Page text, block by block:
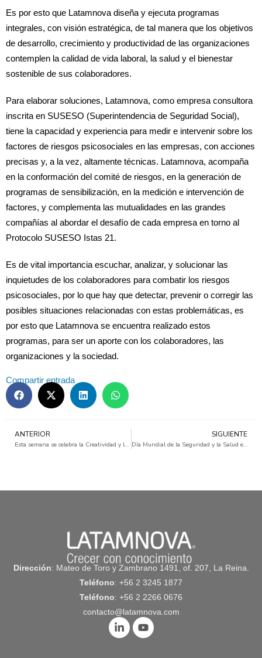
Es por esto que Latamnova diseña y ejecuta programas
integrales, con visión estratégica, de tal manera que los objetivos
de desarrollo, crecimiento y productividad de las organizaciones
contemplen la calidad de vida laboral, la salud y el bienestar
sostenible de sus colaboradores.
Para elaborar soluciones, Latamnova, como empresa consultora
inscrita en SUSESO (Superintendencia de Seguridad Social),
tiene la capacidad y experiencia para medir e intervenir sobre los
factores de riesgos psicosociales en las empresas, con acciones
precisas y, a la vez, altamente técnicas. Latamnova, acompaña
en la conformación del comité de riesgos, en la generación de
programas de sensibilización, en la medición e intervención de
factores, y complementa las mutualidades en las grandes
compañías al abordar el desafío de cada empresa en torno al
Protocolo SUSESO Istas 21.
Es de vital importancia escuchar, analizar, y solucionar las
inquietudes de los colaboradores para combatir los riesgos
psicosociales, por lo que hay que detectar, prevenir o corregir las
posibles situaciones relacionadas con estas problemáticas, es
por esto que Latamnova se encuentra realizado estos
programas, para ser un aporte con los colaboradores, las
organizaciones y la sociedad.
Compartir entrada
ANTERIOR
Esta semana se celebra la Creatividad y la Innovación
SIGUIENTE
Día Mundial de la Seguridad y la Salud en el Trabajo
Dirección: Mateo de Toro y Zambrano 1491, of. 207, La Reina.
Teléfono: +56 2 3245 1877
Teléfono: +56 2 2266 0676
contacto@latamnova.com